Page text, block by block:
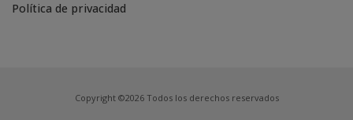
Política de privacidad
Copyright ©2026 Todos los derechos reservados